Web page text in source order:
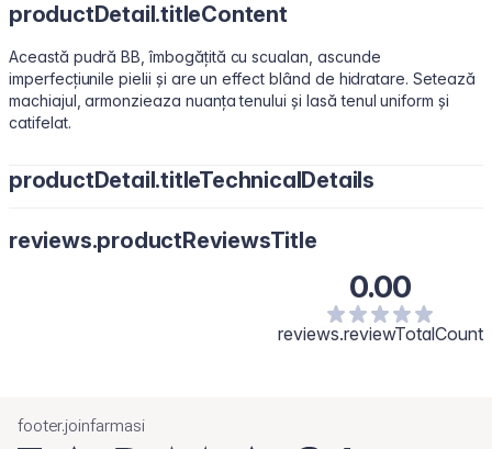
productDetail.titleContent
Această pudră BB, îmbogățită cu scualan, ascunde
imperfecțiunile pielii și are un effect blând de hidratare. Setează
machiajul, armonzieaza nuanța tenului și lasă tenul uniform și
catifelat.
productDetail.titleTechnicalDetails
Stearoyl Stearate, Dimethicone, Magnesium Stearate,
Triethoxycaprylylsilane. [+/- May Contain: Titanium Dioxide/CI
77891, Iron Oxides/CI 77491, CI 77492, CI77499.]
reviews.productReviewsTitle
0.00
reviews.reviewTotalCount
footer.joinfarmasi